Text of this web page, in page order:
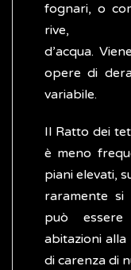
fognari, o
rive,
d’acqua.
opere di
variabile.
Il Ratto dei
è meno
piani elevati,
raramente si
può
abitazioni
di carenza di